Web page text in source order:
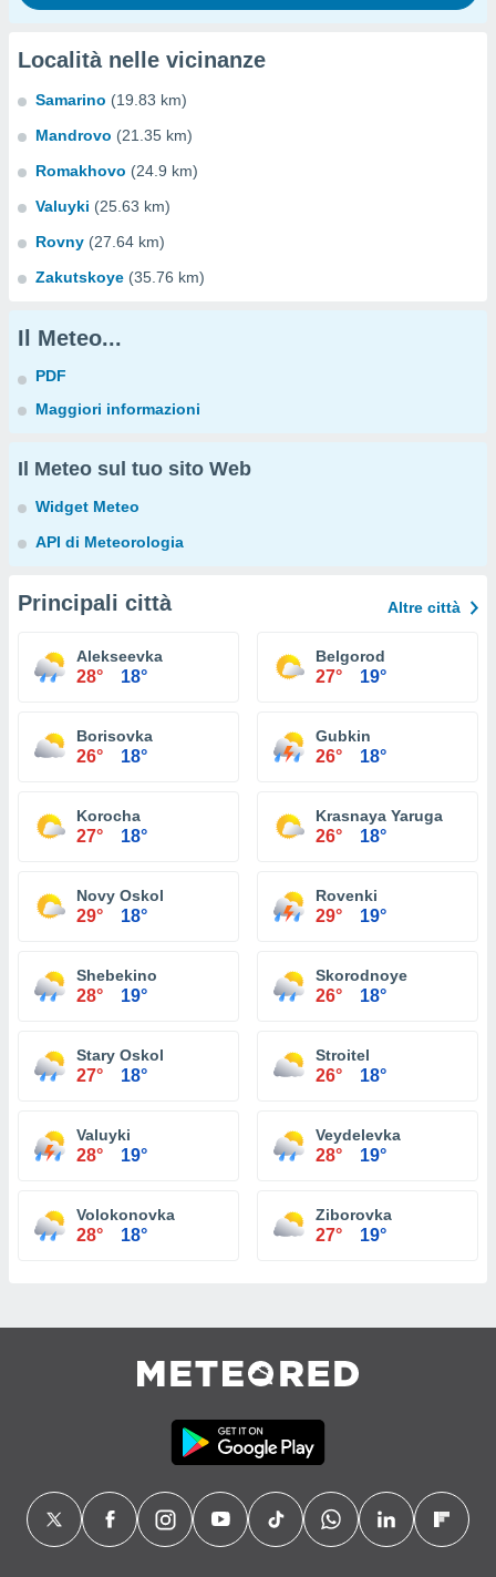
Località nelle vicinanze
Samarino (19.83 km)
Mandrovo (21.35 km)
Romakhovo (24.9 km)
Valuyki (25.63 km)
Rovny (27.64 km)
Zakutskoye (35.76 km)
Il Meteo...
PDF
Maggiori informazioni
Il Meteo sul tuo sito Web
Widget Meteo
API di Meteorologia
Principali città Altre città
Alekseevka
28° 18°
Belgorod
27° 19°
Borisovka
26° 18°
Gubkin
26° 18°
Korocha
27° 18°
Krasnaya Yaruga
26° 18°
Novy Oskol
29° 18°
Rovenki
29° 19°
Shebekino
28° 19°
Skorodnoye
26° 18°
Stary Oskol
27° 18°
Stroitel
26° 18°
Valuyki
28° 19°
Veydelevka
28° 19°
Volokonovka
28° 18°
Ziborovka
27° 19°